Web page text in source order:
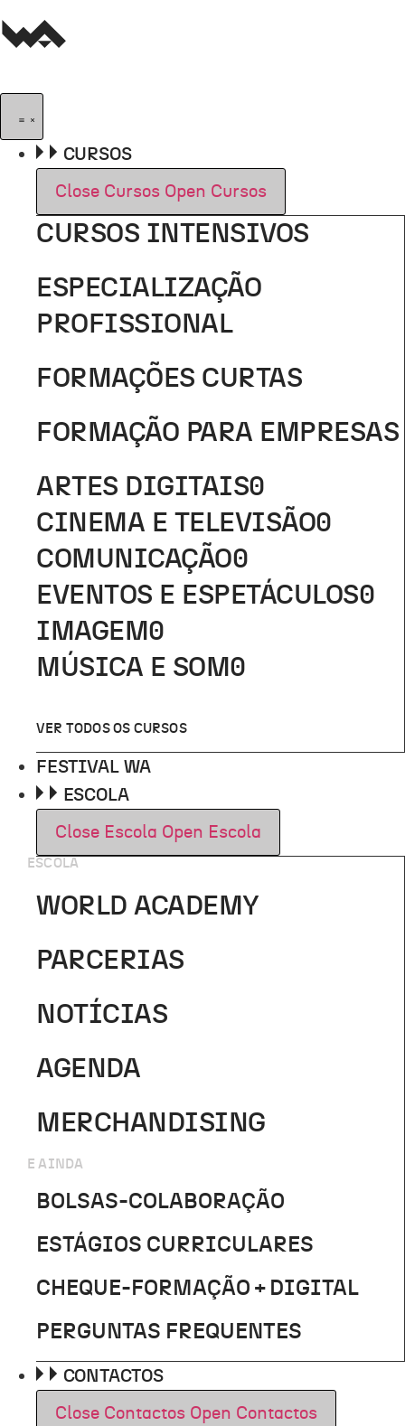
para
conteúdo
CURSOS
Close Cursos Open Cursos
CURSOS INTENSIVOS
ESPECIALIZAÇÃO
PROFISSIONAL
FORMAÇÕES CURTAS
FORMAÇÃO PARA EMPRESAS
ARTES DIGITAIS0
CINEMA E TELEVISÃO0
COMUNICAÇÃO0
EVENTOS E ESPETÁCULOS0
IMAGEM 0
MÚSICA E SOM 0
VER TODOS OS CURSOS
FESTIVAL WA
ESCOLA
Close Escola Open Escola
ESCOLA
WORLD ACADEMY
PARCERIAS
NOTÍCIAS
AGENDA
MERCHANDISING
E AINDA
BOLSAS-COLABORAÇÃO
ESTÁGIOS CURRICULARES
CHEQUE-FORMAÇÃO + DIGITAL
PERGUNTAS FREQUENTES
CONTACTOS
Close Contactos Open Contactos